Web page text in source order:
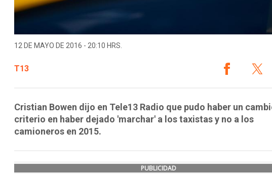
12 DE MAYO DE 2016 - 20:10 HRS.
T13
Cristian Bowen dijo en Tele13 Radio que pudo haber un
criterio en haber dejado 'marchar' a los taxistas y no a los
camioneros en 2015.
PUBLICIDAD